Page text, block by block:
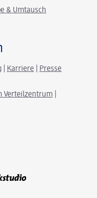
& Umtausch
Karriere Presse
Verteilzentrum